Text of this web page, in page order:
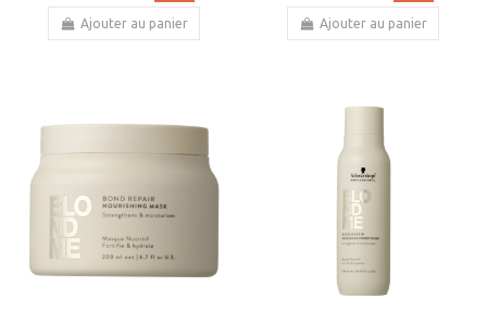
Ajouter au panier Ajouter au panier